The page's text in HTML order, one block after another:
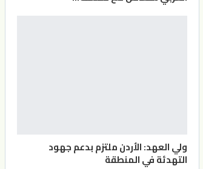
ولي العهد: الأردن ملتزم بدعم جهود
التهدئة في المنطقة